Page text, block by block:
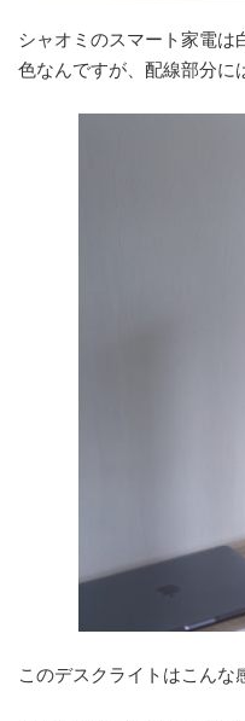
シャオミのスマート家電は
色なんですが、配線部分に
このデスクライトはこんな